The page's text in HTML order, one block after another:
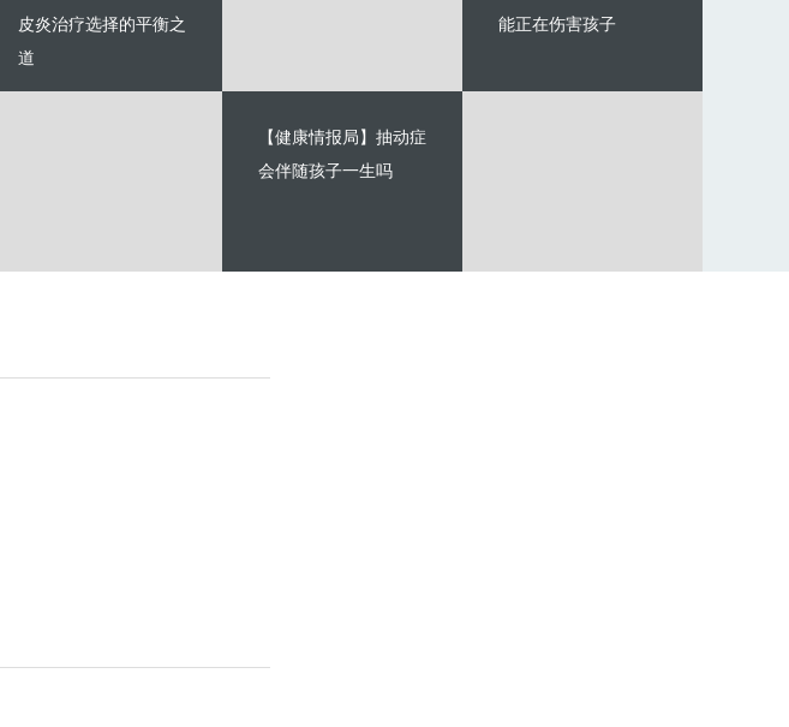
皮炎治疗选择的平衡之
道
能正在伤害孩子
【健康情报局】抽动症
会伴随孩子一生吗